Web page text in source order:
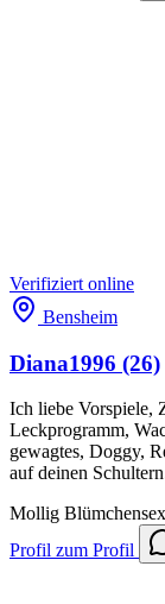
Verifiziert online
Bensheim
Diana1996 (26)
Ich liebe Vorspiele,
Leckprogramm,
gewagtes, Doggy,
auf deinen
Mollig Blümchensex
Profil zum Profil